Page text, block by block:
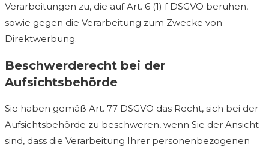
Verarbeitungen zu, die auf Art. 6 (1) f DSGVO beruhen,
sowie gegen die Verarbeitung zum Zwecke von
Direktwerbung.
Beschwerderecht bei der
Aufsichtsbehörde
Sie haben gemäß Art. 77 DSGVO das Recht, sich bei der
Aufsichtsbehörde zu beschweren, wenn Sie der Ansicht
sind, dass die Verarbeitung Ihrer personenbezogenen